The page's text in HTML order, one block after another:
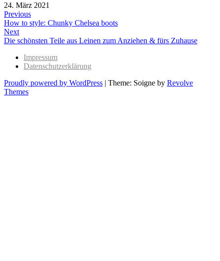
24. März 2021
Beitragsnavigation
Previous
Previous
post:
How to style: Chunky Chelsea boots
Next
Next
Die schönsten Teile aus Leinen zum Anziehen & fürs Zuhause
Impressum
Datenschutzerklärung
Proudly powered by WordPress | Theme: Soigne by Revolve
Themes